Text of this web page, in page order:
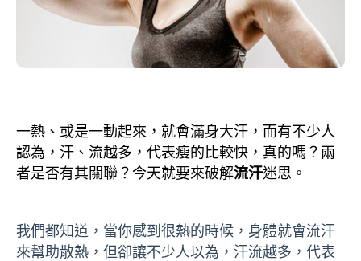
一熱、或是一動起來，就會滿身大汗，而有不少人
認為，汗、流越多，代表瘦的比較快，真的嗎？兩
者是否有其關聯？今天就要來破解流汗迷思。
我們都知道，當你感到很熱的時候，身體就會流汗
來幫助散熱，但卻讓不少人以為，汗流越多，代表